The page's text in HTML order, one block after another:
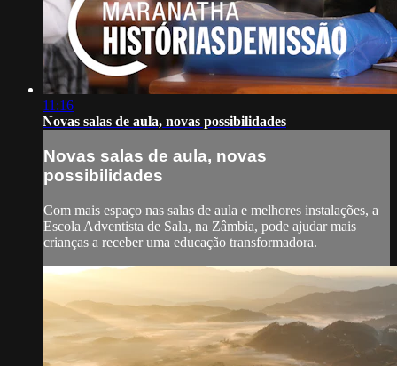
11:16
Novas salas de aula, novas possibilidades
Novas salas de aula, novas
possibilidades
Com mais espaço nas salas de aula e melhores instalações, a
Escola Adventista de Sala, na Zâmbia, pode ajudar mais
crianças a receber uma educação transformadora.